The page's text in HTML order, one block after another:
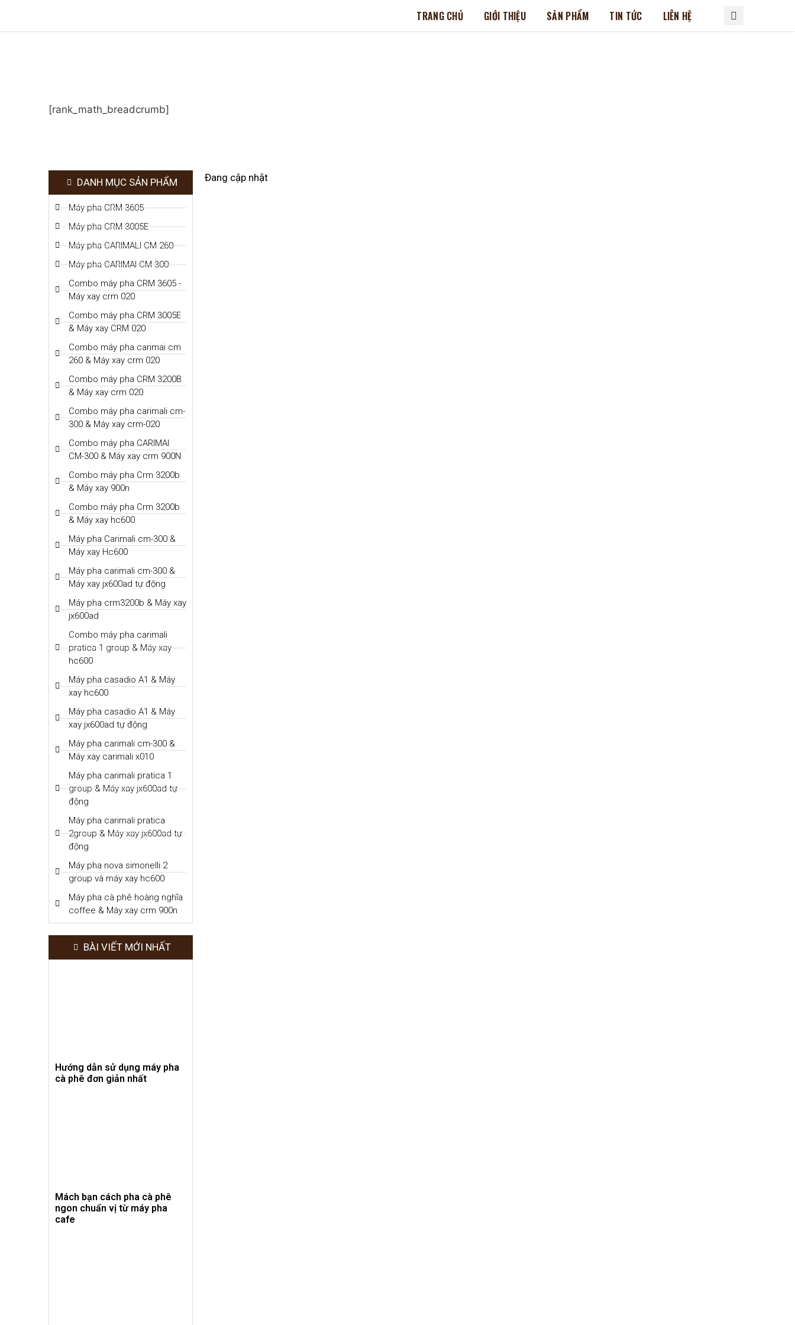
TRANG CHỦ GIỚI THIỆU SẢN PHẨM TIN TỨC LIÊN HỆ
[rank_math_breadcrumb]
DANH MỤC SẢN PHẨM
Máy pha CRM 3605
Máy pha CRM 3005E
Máy pha CARIMALI CM-260
Máy pha CARIMAI CM-300
Combo máy pha CRM 3605 -
Máy xay crm 020
Combo máy pha CRM 3005E
& Máy xay CRM 020
Combo máy pha carimai cm
260 & Máy xay crm 020
Combo máy pha CRM 3200B
& Máy xay crm 020
Combo máy pha carimali cm-
300 & Máy xay crm-020
Combo máy pha CARIMAI
CM-300 & Máy xay crm 900N
Combo máy pha Crm 3200b
& Máy xay 900n
Combo máy pha Crm 3200b
& Máy xay hc600
Máy pha Carimali cm-300 &
Máy xay Hc600
Máy pha carimali cm-300 &
Máy xay jx600ad tự động
Máy pha crm3200b & Máy xay
jx600ad
Combo máy pha carimali
pratica 1 group & Máy xay
hc600
Máy pha casadio A1 & Máy
xay hc600
Máy pha casadio A1 & Máy
xay jx600ad tự động
Máy pha carimali cm-300 &
Máy xay carimali x010
Máy pha carimali pratica 1
group & Máy xay jx600ad tự
động
Máy pha carimali pratica
2group & Máy xay jx600ad tự
động
Máy pha nova simonelli 2
group và máy xay hc600
Máy pha cà phê hoàng nghĩa
coffee & Máy xay crm 900n
BÀI VIẾT MỚI NHẤT
Hướng dẫn sử dụng máy pha
cà phê đơn giản nhất
Mách bạn cách pha cà phê
ngon chuẩn vị từ máy pha
cafe
Đang cập nhật